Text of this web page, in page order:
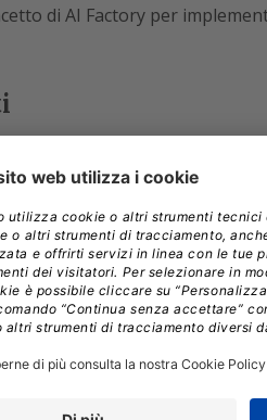
di AI Factory per
come il PC aziendale stia
ha introdotto la serie
nel flusso di lavoro,
verso future minacce
PC Copilot+ in formato